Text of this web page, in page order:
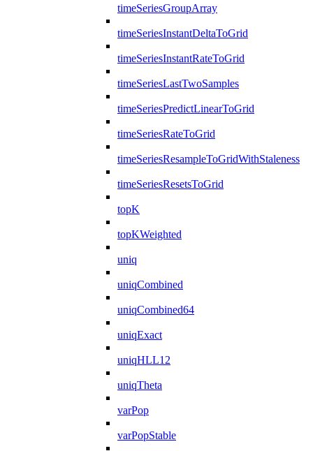
timeSeriesGroupArray
timeSeriesInstantDeltaToGrid
timeSeriesInstantRateToGrid
timeSeriesLastTwoSamples
timeSeriesPredictLinearToGrid
timeSeriesRateToGrid
timeSeriesResampleToGridWithStaleness
timeSeriesResetsToGrid
topK
topKWeighted
uniq
uniqCombined
uniqCombined64
uniqExact
uniqHLL12
uniqTheta
varPop
varPopStable